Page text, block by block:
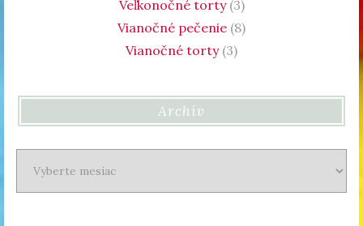
Veľkonočné torty(3)
Vianočné pečenie (8)
Vianočné torty(3)
Archív